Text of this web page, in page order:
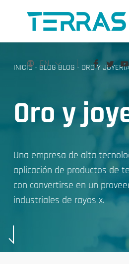
EN
INICIO- BLOG BLOG - ORO Y JOYERÍA
Oro y
Una empresa de alta
aplicación de productos de
con convertirse en un
industriales de rayos x.